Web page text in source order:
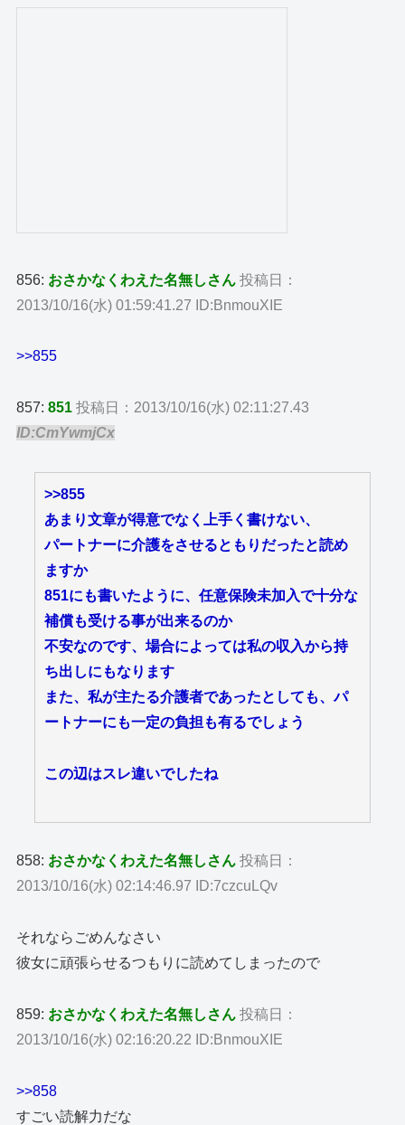
856: おさかなくわえた名無しさん 投稿日：
2013/10/16(水) 01:59:41.27 ID:BnmouXIE
>>855
857:851 投稿日：2013/10/16(水) 02:11:27.43
ID:CmYwmjCx
>>855
あまり文章が得意でなく上手く書けない、
パートナーに介護をさせるともりだったと読め
ますか
851にも書いたように、任意保険未加入で十分な
補償も受ける事が出来るのか
不安なのです、場合によっては私の収入から持
ち出しにもなります
また、私が主たる介護者であったとしても、パ
ートナーにも一定の負担も有るでしょう
この辺はスレ違いでしたね
858: おさかなくわえた名無しさん 投稿日：
2013/10/16(水) 02:14:46.97 ID:7czcuLQv
それならごめんなさい
彼女に頑張らせるつもりに読めてしまったので
859: おさかなくわえた名無しさん 投稿日：
2013/10/16(水) 02:16:20.22 ID:BnmouXIE
>>858
すごい読解力だな